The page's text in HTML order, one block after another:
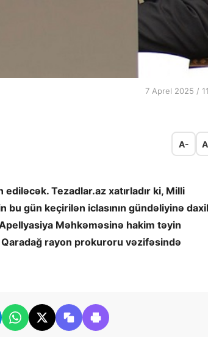
7 Aprel 2025 /
A-
Tezadlar.az xatırladır ki, Milli
gün keçirilən iclasının gündəliyinə daxil
Məhkəməsinə hakim təyin
rayon prokuroru vəzifəsində